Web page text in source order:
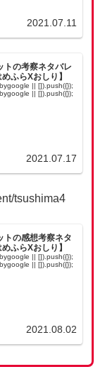
2021.07.11
トの考察ネタバレ
ふらXおしり】
|| []).push({});
|| []).push({});
2021.07.17
tsushima4
トの感想考察ネタ
ふらXおしり】
|| []).push({});
|| []).push({});
2021.08.02